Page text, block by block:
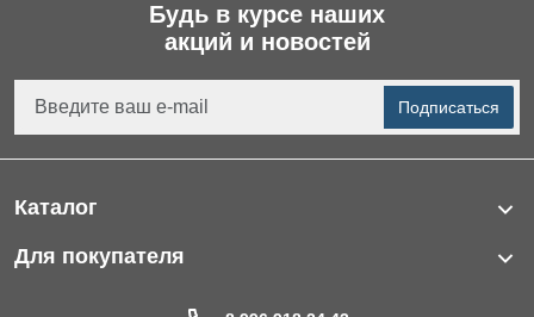
Будь в курсе наших
акций и новостей
Подписаться
Каталог
Фильтры для питьевой воды
Для покупателя